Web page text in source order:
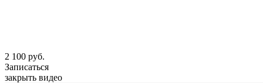
2 100 руб.
Записаться
закрыть видео